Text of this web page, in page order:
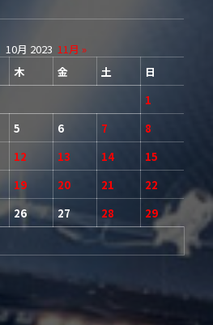
10月 2023 11月 »
木 金 土
日
1
5 6 7
8
12 13 14
15
19 20 21
22
26 27 28
29